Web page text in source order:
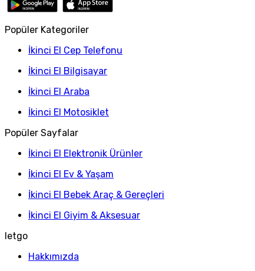
Popüler Kategoriler
İkinci El Cep Telefonu
İkinci El Bilgisayar
İkinci El Araba
İkinci El Motosiklet
Popüler Sayfalar
İkinci El Elektronik Ürünler
İkinci El Ev & Yaşam
İkinci El Bebek Araç & Gereçleri
İkinci El Giyim & Aksesuar
letgo
Hakkımızda